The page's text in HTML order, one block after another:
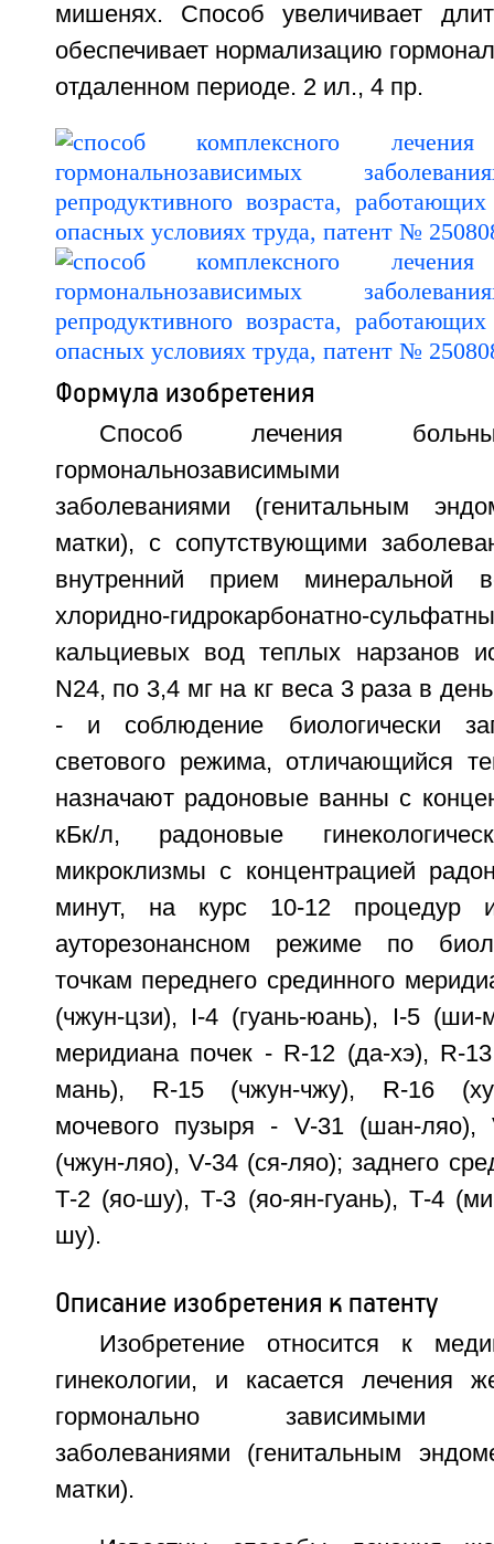
мишенях. Способ увеличивает
обеспечивает нормализацию
отдаленном периоде. 2 ил., 4 пр.
Формула изобретения
Способ лечения
гормональнозависимыми
заболеваниями (генитальным
матки), с сопутствующими
внутренний прием минеральной
хлоридно-гидрокарбонатно-
кальциевых вод теплых нарзанов
N24, по 3,4 мг на кг веса 3 раза в
- и соблюдение биологически
светового режима, отличающийся
назначают радоновые ванны с
кБк/л, радоновые
микроклизмы с концентрацией
минут, на курс 10-12 процедур
ауторезонансном режиме по
точкам переднего срединного
(чжун-цзи), I-4 (гуань-юань), I-5 (ши-
меридиана почек - R-12 (да-хэ), R-
мань), R-15 (чжун-чжу), R-16
мочевого пузыря - V-31 (шан-ляо),
(чжун-ляо), V-34 (ся-ляо); заднего
Т-2 (яо-шу), Т-3 (яо-ян-гуань), Т-4
шу).
Описание изобретения к патенту
Изобретение относится к
гинекологии, и касается лечения
гормонально зависимыми
заболеваниями (генитальным
матки).